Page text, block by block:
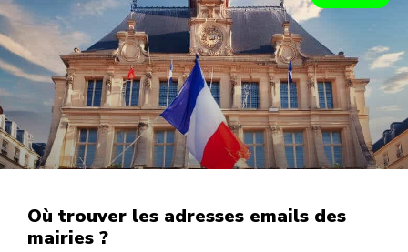
Où trouver les adresses emails des
mairies ?